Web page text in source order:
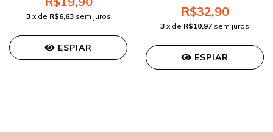
3 x de R$6,63 sem juros
ESPIAR
R$32,90
3 x de R$10,97 sem juros
ESPIAR